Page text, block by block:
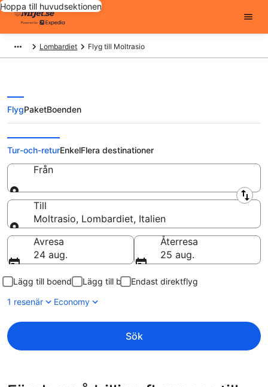
Hoppa till huvudsektionen
Lombardiet Flyg till Moltrasio
Billiga flygbiljetter till Moltrasio
FlygPaketBoenden
Tur-och-returEnkelFlera destinationer
Från
Från
Till
Moltrasio, Lombardiet, Italien
Till
Avresa
24 aug.
Återresa
25 aug.
Lägg till boende Lägg till bil
Endast direktflyg
1 resenär
Economy
Sök